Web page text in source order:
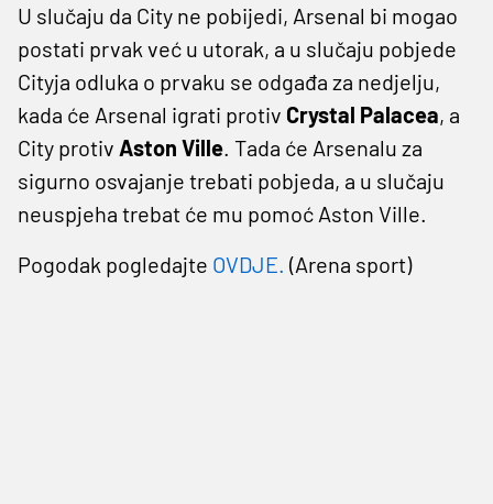
U slučaju da City ne pobijedi, Arsenal bi mogao
postati prvak već u utorak, a u slučaju pobjede
Cityja odluka o prvaku se odgađa za nedjelju,
kada će Arsenal igrati protiv Crystal Palacea, a
City protiv Aston Ville. Tada će Arsenalu za
sigurno osvajanje trebati pobjeda, a u slučaju
neuspjeha trebat će mu pomoć Aston Ville.
Pogodak pogledajte OVDJE. (Arena sport)